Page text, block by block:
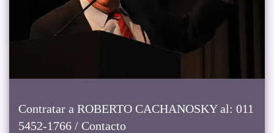
Contratar a ROBERTO CACHANOSKY al: 011
5452-1766 / Contacto